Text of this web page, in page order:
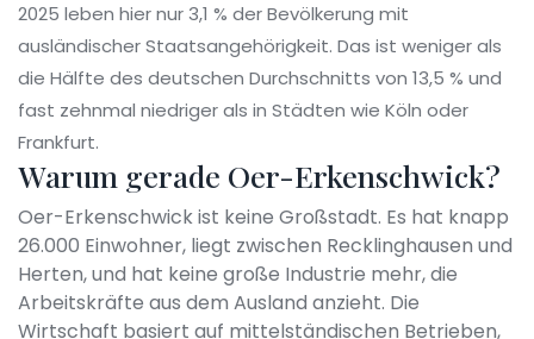
2025 leben hier nur 3,1 % der Bevölkerung mit
ausländischer Staatsangehörigkeit. Das ist weniger als
die Hälfte des deutschen Durchschnitts von 13,5 % und
fast zehnmal niedriger als in Städten wie Köln oder
Frankfurt.
Warum gerade Oer-Erkenschwick?
Oer-Erkenschwick ist keine Großstadt. Es hat knapp
26.000 Einwohner, liegt zwischen Recklinghausen und
Herten, und hat keine große Industrie mehr, die
Arbeitskräfte aus dem Ausland anzieht. Die
Wirtschaft basiert auf mittelständischen Betrieben,